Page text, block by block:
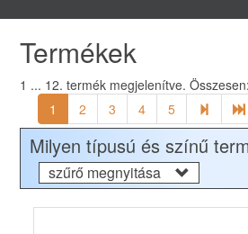
Termékek
1 ... 12.termék megjelenítve.
1
2 3 4 5
Milyen típusú és színű
szűrő megnyitása